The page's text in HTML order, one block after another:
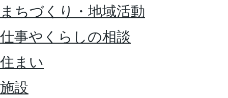
まちづくり・地域活動
仕事やくらしの相談
住まい
施設